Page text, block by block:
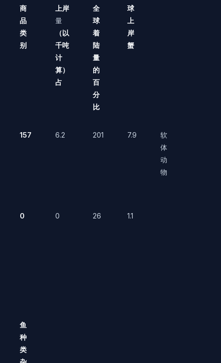
商
品
类
别
上岸
量
（以
千吨
计
算）
占
全
球
着
陆
量
的
百
分
比
球
上
岸
蟹
157 6.2 201 7.9
软
体
动
物
0 0 26 1.1
鱼
种
类